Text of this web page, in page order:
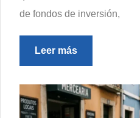
de fondos de inversión,
Leer más